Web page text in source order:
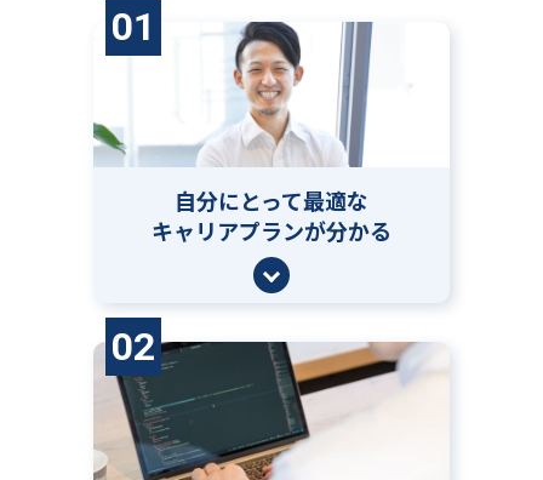
01
自分にとって最適な
キャリアプランが分かる
02